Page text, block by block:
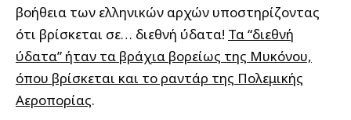
βοήθεια των ελληνικών αρχών υποστηρίζοντας
ότι βρίσκεται σε… διεθνή ύδατα! Τα “διεθνή
ύδατα” ήταν τα βράχια βορείως της Μυκόνου,
όπου βρίσκεται και το ραντάρ της Πολεμικής
Αεροπορίας.